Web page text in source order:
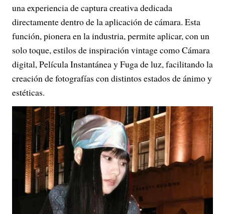
una experiencia de captura creativa dedicada
directamente dentro de la aplicación de cámara. Esta
función, pionera en la industria, permite aplicar, con un
solo toque, estilos de inspiración vintage como Cámara
digital, Película Instantánea y Fuga de luz, facilitando la
creación de fotografías con distintos estados de ánimo y
estéticas.